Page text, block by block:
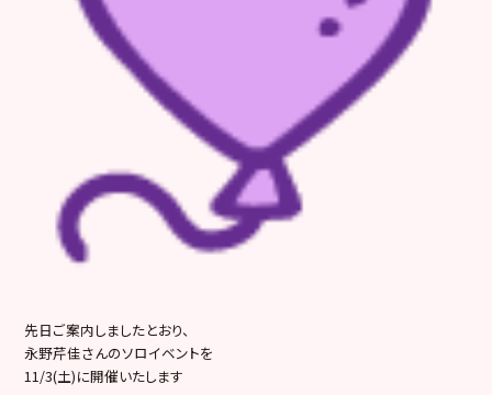
先日ご案内しましたとおり、
永野芹佳さんのソロイベントを
11/3(土)に開催いたします